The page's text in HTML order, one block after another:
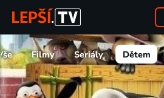
Filmy Seriály Dětem